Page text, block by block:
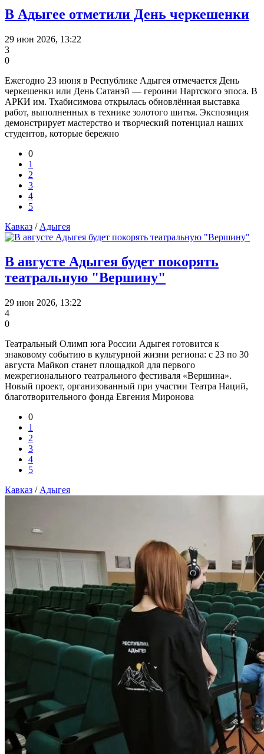
В Адыгее отметили День черкешенки
29 июн 2026, 13:22
3
0
Ежегодно 23 июня в Республике Адыгея отмечается День
черкешенки или День Сатанэй — героини Нартского эпоса. В
АРКИ им. Тхабисимова открылась обновлённая выставка
работ, выполненных в технике золотого шитья. Экспозиция
демонстрирует мастерство и творческий потенциал наших
студентов, которые бережно
0
1
2
3
4
5
Кавказ / Адыгея
В августе Адыгея будет покорять
театральную "Вершину"
29 июн 2026, 13:22
4
0
Театральный Олимп юга России Адыгея готовится к
знаковому событию в культурной жизни региона: с 23 по 30
августа Майкоп станет площадкой для первого
межрегионального театрального фестиваля «Вершина».
Новый проект, организованный при участии Театра Наций,
благотворительного фонда Евгения Миронова
0
1
2
3
4
5
Кавказ / Адыгея